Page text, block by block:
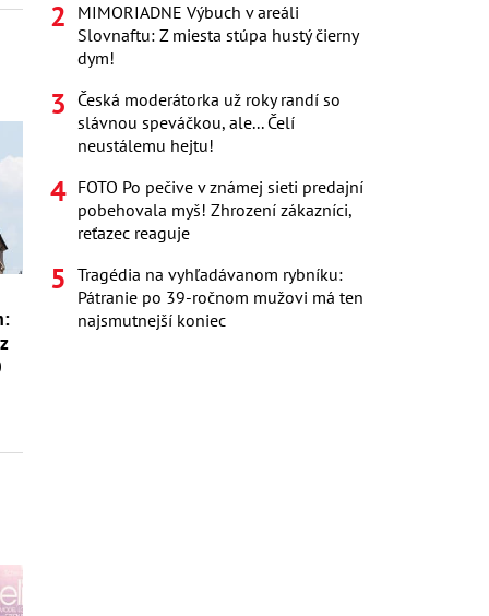
MIMORIADNE Výbuch v areáli
Slovnaftu: Z miesta stúpa hustý čierny
dym!
Česká moderátorka už roky randí so
slávnou speváčkou, ale... Čelí
neustálemu hejtu!
FOTO Po pečive v známej sieti predajní
pobehovala myš! Zhrození zákazníci,
reťazec reaguje
Tragédia na vyhľadávanom rybníku:
Pátranie po 39-ročnom mužovi má ten
najsmutnejší koniec